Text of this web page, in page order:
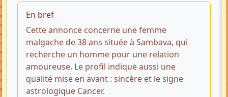
En bref
Cette annonce concerne une femme
malgache de 38 ans située à Sambava, qui
recherche un homme pour une relation
amoureuse. Le profil indique aussi une
qualité mise en avant : sincère et le signe
astrologique Cancer.